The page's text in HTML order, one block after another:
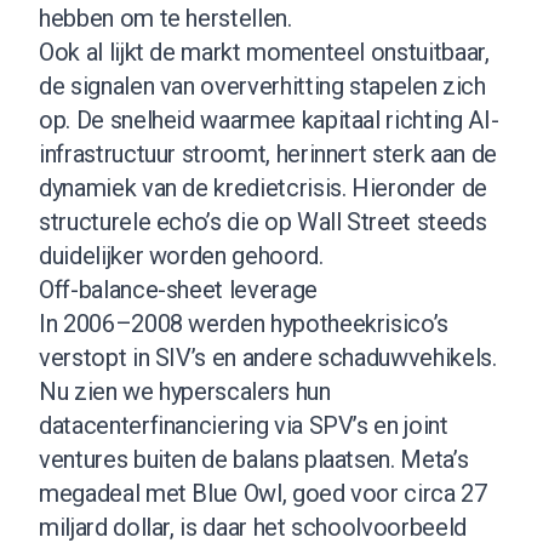
hebben om te herstellen.
Ook al lijkt de markt momenteel onstuitbaar,
de signalen van oververhitting stapelen zich
op. De snelheid waarmee kapitaal richting AI-
infrastructuur stroomt, herinnert sterk aan de
dynamiek van de kredietcrisis. Hieronder de
structurele echo’s die op Wall Street steeds
duidelijker worden gehoord.
Off-balance-sheet leverage
In 2006–2008 werden hypotheekrisico’s
verstopt in SIV’s en andere schaduwvehikels.
Nu zien we hyperscalers hun
datacenterfinanciering via SPV’s en joint
ventures buiten de balans plaatsen. Meta’s
megadeal met Blue Owl, goed voor circa 27
miljard dollar, is daar het schoolvoorbeeld